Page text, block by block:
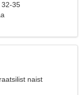
32-35
naist